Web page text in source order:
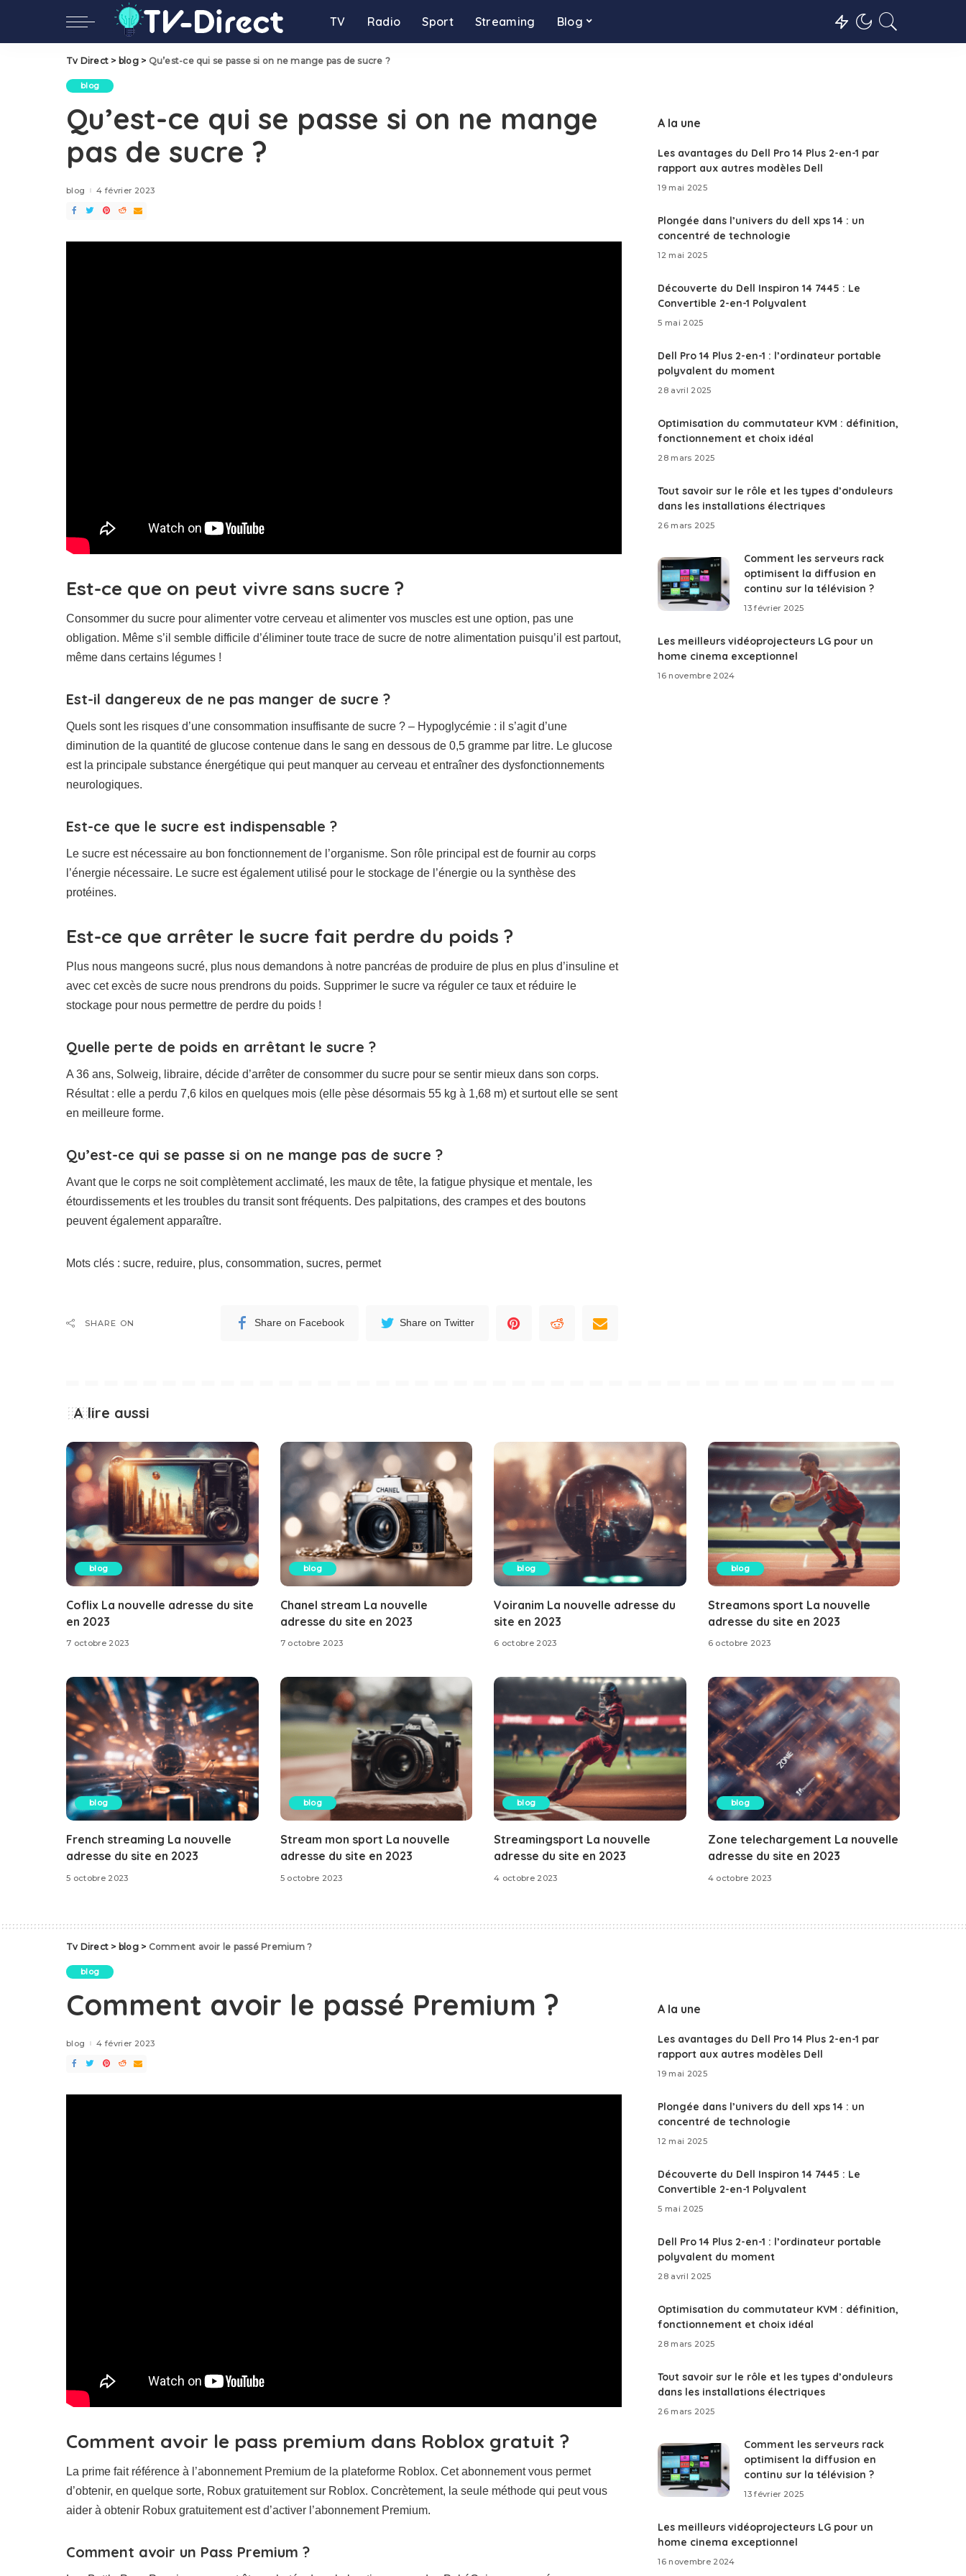
TV Radio Sport Streaming Blog
Tv Direct > blog> Qu’est-ce qui se passe si on ne mange pas de sucre ?
blog
Qu’est-ce qui se passe si on ne mange
pas de sucre ?
blog 4 février 2023
Est-ce que on peut vivre sans sucre ?
Consommer du sucre pour alimenter votre cerveau et alimenter vos muscles est une option, pas une
obligation. Même s’il semble difficile d’éliminer toute trace de sucre de notre alimentation puisqu’il est partout,
même dans certains légumes !
Est-il dangereux de ne pas manger de sucre ?
Quels sont les risques d’une consommation insuffisante de sucre ? – Hypoglycémie : il s’agit d’une
diminution de la quantité de glucose contenue dans le sang en dessous de 0,5 gramme par litre. Le glucose
est la principale substance énergétique qui peut manquer au cerveau et entraîner des dysfonctionnements
neurologiques.
Est-ce que le sucre est indispensable ?
Le sucre est nécessaire au bon fonctionnement de l’organisme. Son rôle principal est de fournir au corps
l’énergie nécessaire. Le sucre est également utilisé pour le stockage de l’énergie ou la synthèse des
protéines.
Est-ce que arrêter le sucre fait perdre du poids ?
Plus nous mangeons sucré, plus nous demandons à notre pancréas de produire de plus en plus d’insuline et
avec cet excès de sucre nous prendrons du poids. Supprimer le sucre va réguler ce taux et réduire le
stockage pour nous permettre de perdre du poids !
Quelle perte de poids en arrêtant le sucre ?
A 36 ans, Solweig, libraire, décide d’arrêter de consommer du sucre pour se sentir mieux dans son corps.
Résultat : elle a perdu 7,6 kilos en quelques mois (elle pèse désormais 55 kg à 1,68 m) et surtout elle se sent
en meilleure forme.
Qu’est-ce qui se passe si on ne mange pas de sucre ?
Avant que le corps ne soit complètement acclimaté, les maux de tête, la fatigue physique et mentale, les
étourdissements et les troubles du transit sont fréquents. Des palpitations, des crampes et des boutons
peuvent également apparaître.
Mots clés : sucre, reduire, plus, consommation, sucres, permet
SHARE ON Share on Facebook Share on Twitter
A la une
Les avantages du Dell Pro 14 Plus 2-en-1 par
rapport aux autres modèles Dell
19 mai 2025
Plongée dans l’univers du dell xps 14 : un
concentré de technologie
12 mai 2025
Découverte du Dell Inspiron 14 7445 : Le
Convertible 2-en-1 Polyvalent
5 mai 2025
Dell Pro 14 Plus 2-en-1 : l’ordinateur portable
polyvalent du moment
28 avril 2025
Optimisation du commutateur KVM : définition,
fonctionnement et choix idéal
28 mars 2025
Tout savoir sur le rôle et les types d’onduleurs
dans les installations électriques
26 mars 2025
Comment les serveurs rack
optimisent la diffusion en
continu sur la télévision ?
13 février 2025
Les meilleurs vidéoprojecteurs LG pour un
home cinema exceptionnel
16 novembre 2024
A lire aussi
blog
Coflix La nouvelle adresse du site
en 2023
7 octobre 2023
blog
Chanel stream La nouvelle
adresse du site en 2023
7 octobre 2023
blog
Voiranim La nouvelle adresse du
site en 2023
6 octobre 2023
blog
Streamons sport La nouvelle
adresse du site en 2023
6 octobre 2023
blog
French streaming La nouvelle
adresse du site en 2023
5 octobre 2023
blog
Stream mon sport La nouvelle
adresse du site en 2023
5 octobre 2023
blog
Streamingsport La nouvelle
adresse du site en 2023
4 octobre 2023
blog
Zone telechargement La nouvelle
adresse du site en 2023
4 octobre 2023
Tv Direct > blog> Comment avoir le passé Premium ?
blog
Comment avoir le passé Premium ?
blog 4 février 2023
Comment avoir le pass premium dans Roblox gratuit ?
La prime fait référence à l’abonnement Premium de la plateforme Roblox. Cet abonnement vous permet
d’obtenir, en quelque sorte, Robux gratuitement sur Roblox. Concrètement, la seule méthode qui peut vous
aider à obtenir Robux gratuitement est d’activer l’abonnement Premium.
Comment avoir un Pass Premium ?
A la une
Les avantages du Dell Pro 14 Plus 2-en-1 par
rapport aux autres modèles Dell
19 mai 2025
Plongée dans l’univers du dell xps 14 : un
concentré de technologie
12 mai 2025
Découverte du Dell Inspiron 14 7445 : Le
Convertible 2-en-1 Polyvalent
5 mai 2025
Dell Pro 14 Plus 2-en-1 : l’ordinateur portable
polyvalent du moment
28 avril 2025
Optimisation du commutateur KVM : définition,
fonctionnement et choix idéal
28 mars 2025
Tout savoir sur le rôle et les types d’onduleurs
dans les installations électriques
26 mars 2025
Comment les serveurs rack
optimisent la diffusion en
continu sur la télévision ?
13 février 2025
Les meilleurs vidéoprojecteurs LG pour un
home cinema exceptionnel
16 novembre 2024